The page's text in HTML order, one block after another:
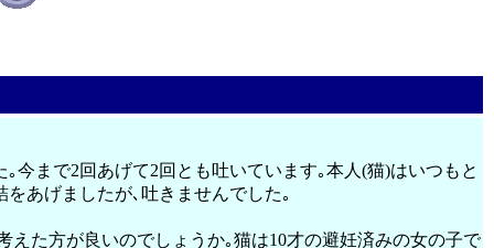
まで2回あげて2回とも吐いています｡本人(猫)はいつもと
あげましたが､吐きませんでした｡
た方が良いのでしょうか｡猫は10才の避妊済みの女の子で